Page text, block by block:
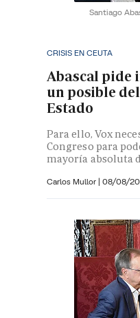
Santiago
CRISIS EN CEUTA
Abascal pide
un posible
Estado
Para ello, Vox
Congreso para
mayoría absoluta
Carlos Mullor | 08/08/